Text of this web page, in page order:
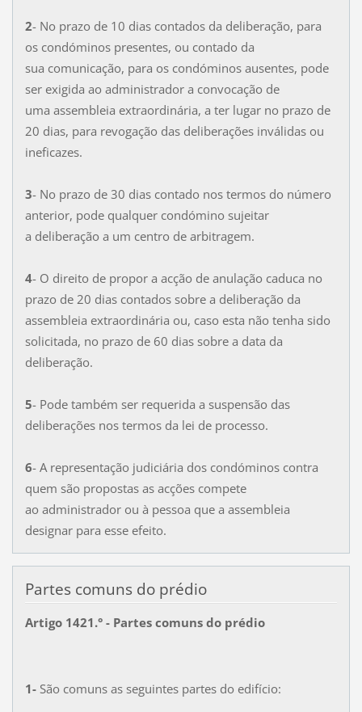
2- No prazo de 10 dias contados da deliberação, para
os condóminos presentes, ou contado da
sua comunicação, para os condóminos ausentes, pode
ser exigida ao administrador a convocação de
uma assembleia extraordinária, a ter lugar no prazo de
20 dias, para revogação das deliberações inválidas ou
ineficazes.
3- No prazo de 30 dias contado nos termos do número
anterior, pode qualquer condómino sujeitar
a deliberação a um centro de arbitragem.
4- O direito de propor a acção de anulação caduca no
prazo de 20 dias contados sobre a deliberação da
assembleia extraordinária ou, caso esta não tenha sido
solicitada, no prazo de 60 dias sobre a data da
deliberação.
5- Pode também ser requerida a suspensão das
deliberações nos termos da lei de processo.
6- A representação judiciária dos condóminos contra
quem são propostas as acções compete
ao administrador ou à pessoa que a assembleia
designar para esse efeito.
Partes comuns do prédio
Artigo 1421.° - Partes comuns do prédio
1- São comuns as seguintes partes do edifício: